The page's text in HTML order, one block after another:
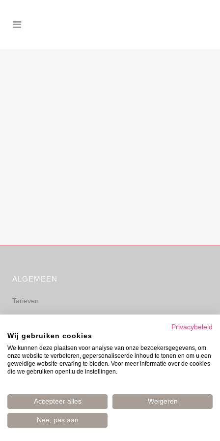
ALGEMEEN
Tarieven
Privacyverklaring
Disclaimer
Privacybeleid
Wij gebruiken cookies
We kunnen deze plaatsen voor analyse van onze bezoekersgegevens, om
onze website te verbeteren, gepersonaliseerde inhoud te tonen en om u een
geweldige website-ervaring te bieden. Voor meer informatie over de cookies
die we gebruiken opent u de instellingen.
Accepteer alles Weigeren
Nee, pas aan